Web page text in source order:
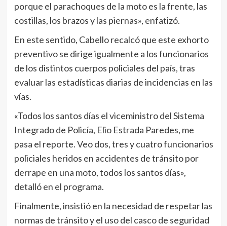
porque el parachoques de la moto es la frente, las
costillas, los brazos y las piernas», enfatizó.
En este sentido, Cabello recalcó que este exhorto
preventivo se dirige igualmente a los funcionarios
de los distintos cuerpos policiales del país, tras
evaluar las estadísticas diarias de incidencias en las
vías.
«Todos los santos días el viceministro del Sistema
Integrado de Policía, Elio Estrada Paredes, me
pasa el reporte. Veo dos, tres y cuatro funcionarios
policiales heridos en accidentes de tránsito por
derrape en una moto, todos los santos días»,
detalló en el programa.
Finalmente, insistió en la necesidad de respetar las
normas de tránsito y el uso del casco de seguridad